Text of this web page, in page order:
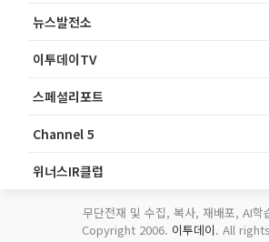
뉴스발전소
이투데이TV
스페셜리포트
Channel 5
위너스IR클럽
무단전재 및 수집, 복사, 재배포, AI학
Copyright 2006. 이투데이. All